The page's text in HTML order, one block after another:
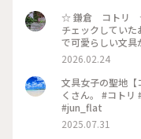
☆ 鎌倉 コトリ ☆ 文具と雑貨の店 コトリへ。 友人
チェックしていた
で可愛らしい文具
まいます。 そして懲りずにまた、小さいファイルを買ってしま
った‥ #文
2026.02.24
文具女子の聖地【
くさん。 #コトリ
#jun_flat
2025.07.31